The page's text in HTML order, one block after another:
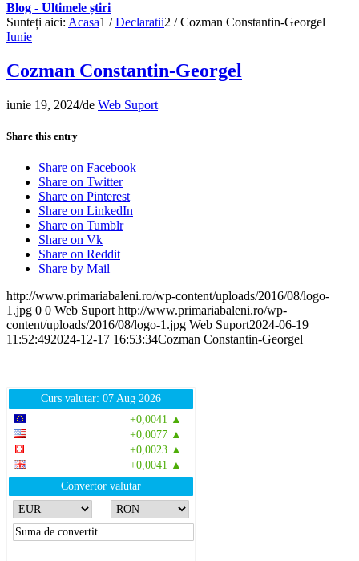
Blog - Ultimele știri
Sunteți aici: Acasa1 / Declaratii2 / Cozman Constantin-Georgel
Iunie
Cozman Constantin-Georgel
iunie 19, 2024/de Web Suport
Share this entry
Share on Facebook
Share on Twitter
Share on Pinterest
Share on LinkedIn
Share on Tumblr
Share on Vk
Share on Reddit
Share by Mail
http://www.primariabaleni.ro/wp-content/uploads/2016/08/logo-
1.jpg 0 0 Web Suport http://www.primariabaleni.ro/wp-
content/uploads/2016/08/logo-1.jpg Web Suport2024-06-19
11:52:492024-12-17 16:53:34Cozman Constantin-Georgel
Curs valutar: 07 Aug 2026
+0,0041 ▲
+0,0077 ▲
+0,0023 ▲
+0,0041 ▲
Convertor valutar